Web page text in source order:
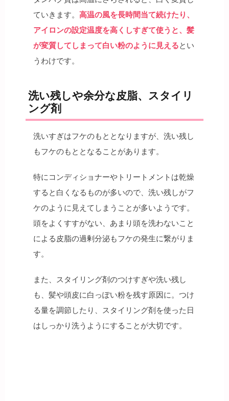
ていきます。 高温の風を長時間当て続けたり、
アイロンの設定温度を高くしすぎて使うと、髪
が変質してしまって白い粉のように見えるとい
うわけです。
洗い残しや余分な皮脂、スタイリ
ング剤
洗いすぎはフケのもととなりますが、洗い残し
もフケのもととなることがあります。
特にコンディショナーやトリートメントは乾燥
すると白くなるものが多いので、洗い残しがフ
ケのように見えてしまうことが多いようです。
頭をよくすすがない、あまり頭を洗わないこと
による皮脂の過剰分泌もフケの発生に繋がりま
す。
また、スタイリング剤のつけすぎや洗い残し
も、髪や頭皮に白っぽい粉を残す原因に。つけ
る量を調節したり、スタイリング剤を使った日
はしっかり洗うようにすることが大切です。